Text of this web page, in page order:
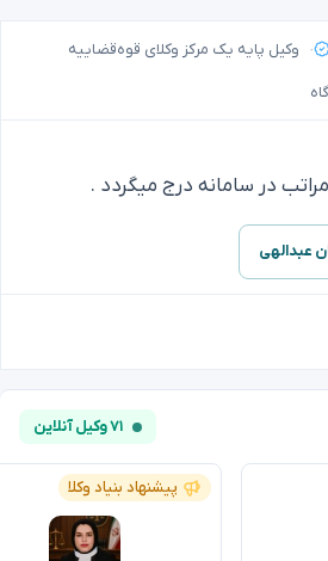
وکیل پایه یک مرکز وکلای قوه‌قضاییه
در سامانه درج میگردد .
عبدالهی
۷۱ وکیل آنلاین
پیشنهاد بنیاد وکلا